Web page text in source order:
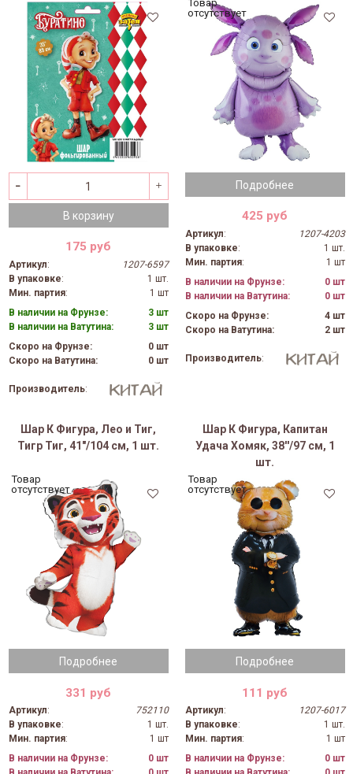
В корзину
175 руб
Артикул:
1207-6597
В упаковке:
1 шт.
Мин. партия:
1 шт
В наличии на Фрунзе:
3 шт
В наличии на Ватутина:
3 шт
Скоро на Фрунзе:
0 шт
Скоро на Ватутина:
0 шт
Производитель:
Подробнее
Товар
отсутствует
425 руб
Артикул:
1207-4203
В упаковке:
1 шт.
Мин. партия:
1 шт
В наличии на Фрунзе:
0 шт
В наличии на Ватутина:
0 шт
Скоро на Фрунзе:
4 шт
Скоро на Ватутина:
2 шт
Производитель:
Шар К Фигура, Лео и Тиг,
Тигр Тиг, 41"/104 см, 1 шт.
Подробнее
Товар
отсутствует
331 руб
Артикул:
752110
В упаковке:
1 шт.
Мин. партия:
1 шт
В наличии на Фрунзе:
0 шт
Шар К Фигура, Капитан
Удача Хомяк, 38''/97 см, 1
шт.
Подробнее
Товар
отсутствует
111 руб
Артикул:
1207-6017
В упаковке:
1 шт.
Мин. партия:
1 шт
В наличии на Фрунзе:
0 шт